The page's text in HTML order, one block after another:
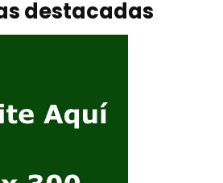
destacadas